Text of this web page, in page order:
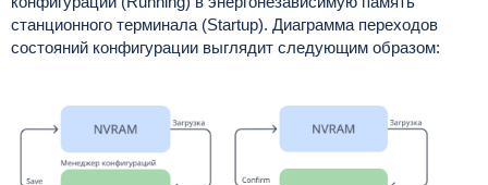
станционного терминала (Startup). Диаграмма переходов
состояний конфигурации выглядит следующим образом: